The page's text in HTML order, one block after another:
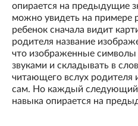
опирается на предыдущие
можно увидеть на примере
ребенок сначала видит
родителя название
что изображенные
звуками и складывать в
читающего вслух родителя
сам. Но каждый следующий
навыка опирается на